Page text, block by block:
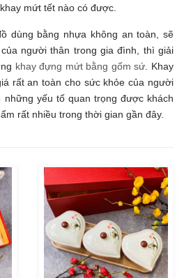
mứt tết nào có được.
dùng bằng nhựa không an toàn, sẽ
người thân trong gia đình, thì giải
khay đựng mứt bằng gốm sứ . Khay
rất an toàn cho sức khỏe của người
yếu tố quan trọng được khách
rất nhiều trong thời gian gần đây.